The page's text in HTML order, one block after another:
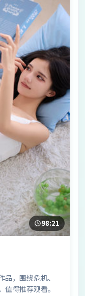
98:21
，围绕危机、
得推荐观看。